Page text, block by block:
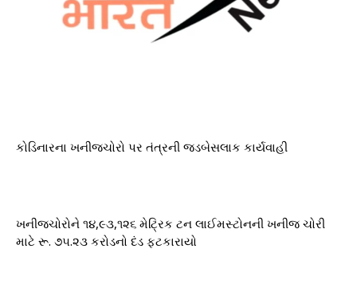
કોડિનારના ખનીજચોરો પર તંત્રની જડબેસલાક કાર્યવાહી
ખનીજચોરોને ૧૪,૯૩,૧૨૬ મેટ્રિક ટન લાઈમસ્ટોનની ખનીજ ચોરી
માટે રૂ. ૭૫.૨૩ કરોડનો દંડ ફટકારાયો